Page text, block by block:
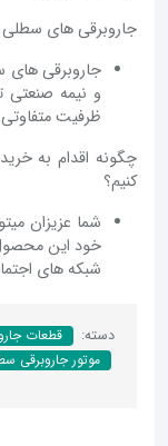
جاروبرقی های سطلی
جاروبرقی های
و نیمه صنعتی
ظرفیت متفاوتی
چگونه اقدام به خرید
کنیم؟
شما عزیزان
خود این
شبکه های
دسته: قطعات
موتور جاروبرقی